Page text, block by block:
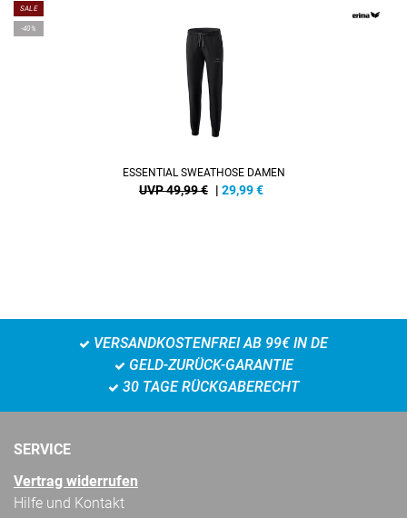
SALE
-40%
ESSENTIAL SWEATHOSE DAMEN
UVP 49,99 € | 29,99€
VERSANDKOSTENFREI AB 99€ IN DE
GELD-ZURÜCK-GARANTIE
30 TAGE RÜCKGABERECHT
SERVICE
Vertrag widerrufen
Hilfe und Kontakt